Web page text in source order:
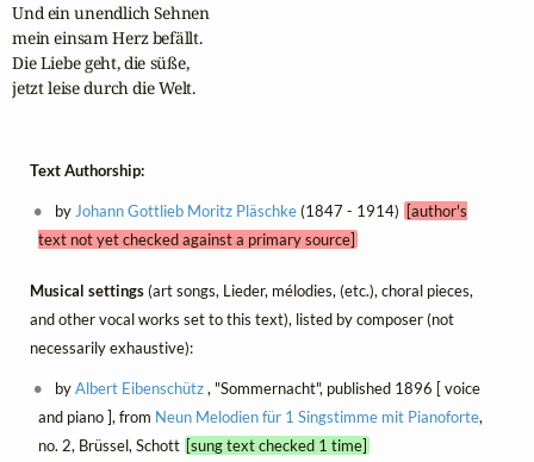
Und ein unendlich Sehnen
mein einsam Herz befällt.
Die Liebe geht, die süße,
jetzt leise durch die Welt.
Text Authorship:
byJohann Gottlieb Moritz Pläschke(1847 - 1914) [author's
text not yet checked against a primary source]
Musical settings(art songs, Lieder, mélodies, (etc.), choral pieces,
and other vocal works set to this text), listed by composer (not
necessarily exhaustive):
byAlbert Eibenschütz, "Sommernacht", published 1896 [ voice
and piano ], from Neun Melodien für 1 Singstimme mit Pianoforte,
no. 2, Brüssel, Schott [sung text checked 1 time]